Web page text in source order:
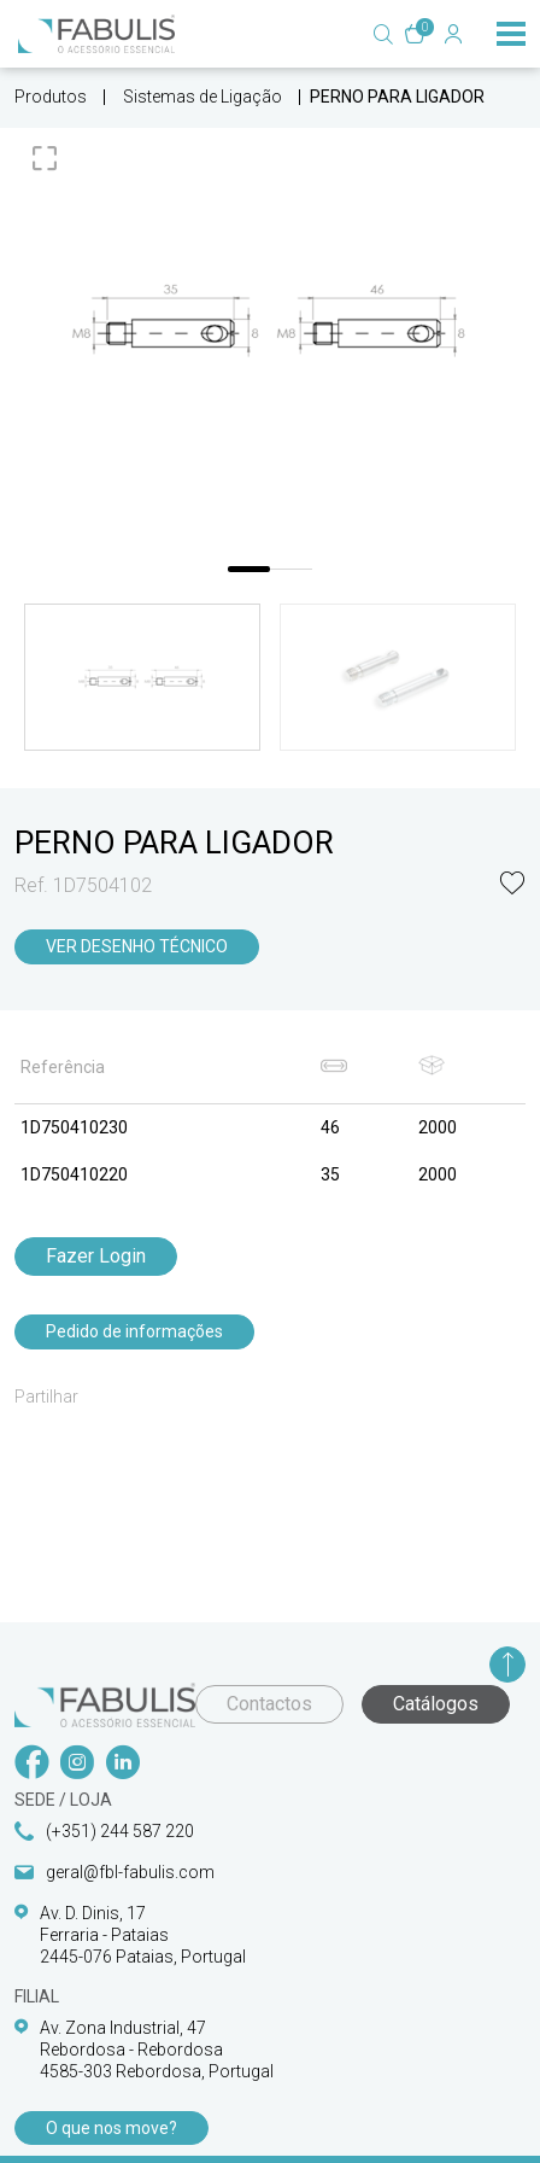
0
Produtos Sistemas de Ligação PERNO PARA LIGADOR
PERNO PARA LIGADOR
Ref. 1D7504102
VER DESENHO TÉCNICO
Referência
1D750410230 46 2000
1D750410220 35 2000
Fazer Login
Pedido de informações
Partilhar
Contactos Catálogos
SEDE / LOJA
(+351) 244 587 220
geral@fbl-fabulis.com
Av. D. Dinis, 17
Ferraria - Pataias
2445-076 Pataias, Portugal
FILIAL
Av. Zona Industrial, 47
Rebordosa - Rebordosa
4585-303 Rebordosa, Portugal
O que nos move?